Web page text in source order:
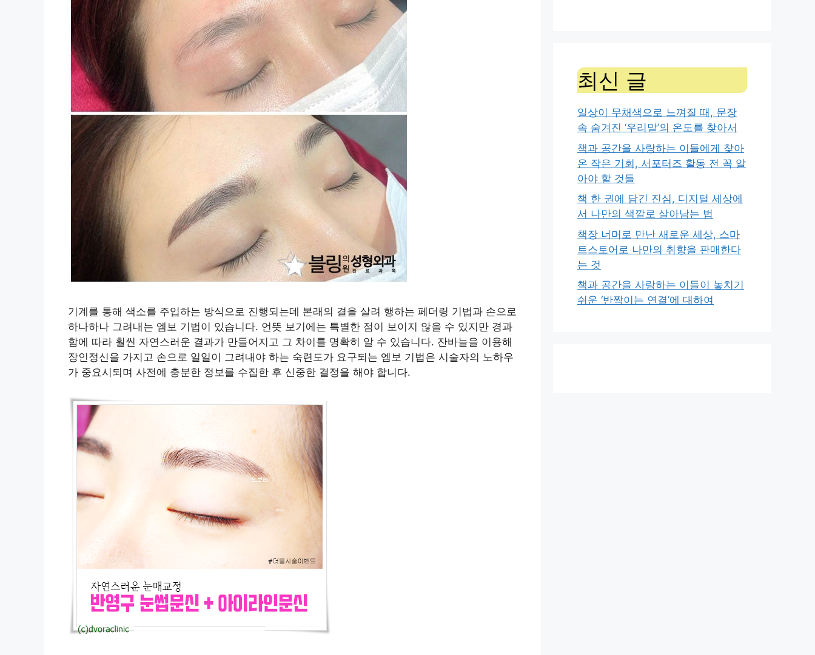
기계를 통해 색소를 주입하는 방식으로 진행되는데 본래의 결을 살려 행하는 페더링 기법과 손으로
하나하나 그려내는 엠보 기법이 있습니다. 언뜻 보기에는 특별한 점이 보이지 않을 수 있지만 경과
함에 따라 훨씬 자연스러운 결과가 만들어지고 그 차이를 명확히 알 수 있습니다. 잔바늘을 이용해
장인정신을 가지고 손으로 일일이 그려내야 하는 숙련도가 요구되는 엠보 기법은 시술자의 노하우
가 중요시되며 사전에 충분한 정보를 수집한 후 신중한 결정을 해야 합니다.
최신 글
일상이 무채색으로 느껴질 때, 문장
속 숨겨진 ‘우리말’의 온도를 찾아서
책과 공간을 사랑하는 이들에게 찾아
온 작은 기회, 서포터즈 활동 전 꼭 알
아야 할 것들
책 한 권에 담긴 진심, 디지털 세상에
서 나만의 색깔로 살아남는 법
책장 너머로 만난 새로운 세상, 스마
트스토어로 나만의 취향을 판매한다
는 것
책과 공간을 사랑하는 이들이 놓치기
쉬운 ‘반짝이는 연결’에 대하여